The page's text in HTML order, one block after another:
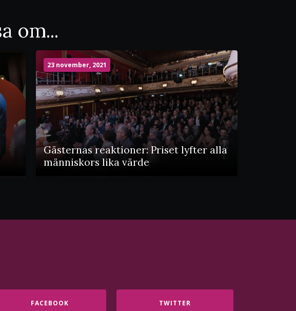
om...
Gästernas reaktioner: Priset lyfter alla
människors lika värde
23 november, 2021
FACEBOOK TWITTER